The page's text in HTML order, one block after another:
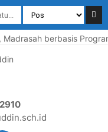
berbasis